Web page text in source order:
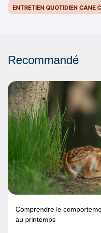
ENTRETIEN QUOTIDIEN CANE
Recommandé
Comprendre le
au printemps